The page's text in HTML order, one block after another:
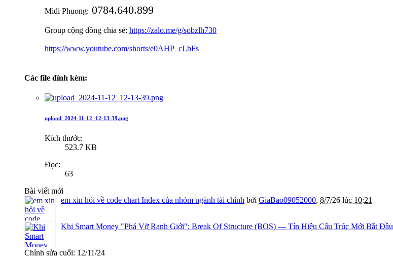
Midi Phuong: 0784.640.899
Group cộng đồng chia sẻ: https://zalo.me/g/sobzlh730
https://www.youtube.com/shorts/e0AHP_cLbFs
Các file đính kèm:
upload_2024-11-12_12-13-39.png
Kích thước:
523.7 KB
Đọc:
63
Bài viết mới
em xin hỏi về code chart Index của nhóm ngành tài chính bởi GiaBao09052000, 8/7/26 lúc 10:21
Khi Smart Money "Phá Vỡ Ranh Giới": Break Of Structure (BOS) — Tín Hiệu Cấu Trúc Mới Bắt Đầu
Chỉnh sửa cuối: 12/11/24